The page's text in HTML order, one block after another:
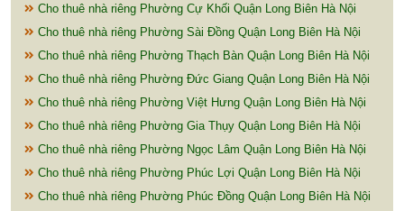
Cho thuê nhà riêng Phường Cự Khối Quận Long Biên Hà Nội
Cho thuê nhà riêng Phường Sài Đồng Quận Long Biên Hà Nội
Cho thuê nhà riêng Phường Thạch Bàn Quận Long Biên Hà Nội
Cho thuê nhà riêng Phường Đức Giang Quận Long Biên Hà Nội
Cho thuê nhà riêng Phường Việt Hưng Quận Long Biên Hà Nội
Cho thuê nhà riêng Phường Gia Thụy Quận Long Biên Hà Nội
Cho thuê nhà riêng Phường Ngọc Lâm Quận Long Biên Hà Nội
Cho thuê nhà riêng Phường Phúc Lợi Quận Long Biên Hà Nội
Cho thuê nhà riêng Phường Phúc Đồng Quận Long Biên Hà Nội